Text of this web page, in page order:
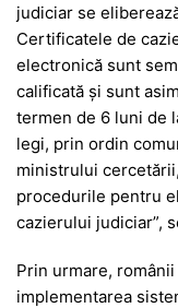
judiciar se
Certificatele de
electronică sunt
calificată şi sunt
termen de 6 luni de
legi, prin ordin
ministrului
procedurile pentru
cazierului judiciar”,
Prin urmare,
implementarea